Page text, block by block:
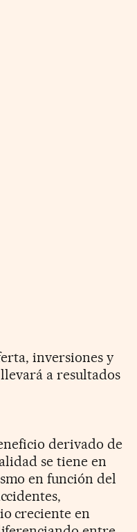
inversiones y
a resultados
derivado de
se tiene en
en función del
creciente en